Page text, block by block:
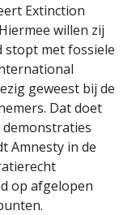
Extinction
willen zij
stopt met fossiele
geweest bij de
Dat doet
Amnesty in de
op afgelopen